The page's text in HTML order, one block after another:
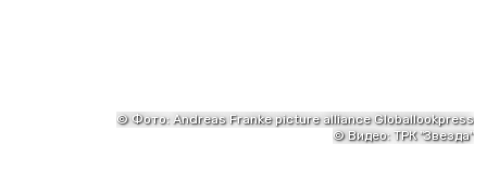
© Фото: Andreas Franke picture alliance Globallookpress
© Видео: ТРК "Звезда"